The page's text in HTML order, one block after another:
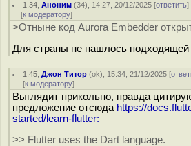
1.34 ,Аноним (34), 14:27, 20/12/2025 [ответить]
[к модератору]
>Отныне код Aurora Embedder
Для страны не нашлось подходящей
1.45 ,Джон Титор (ok), 15:34, 21/12/2025 [
[к модератору]
Выглядит прикольно, правда
предложение отсюда https://
started/learn-flutter:
>> Flutter uses the Dart language.